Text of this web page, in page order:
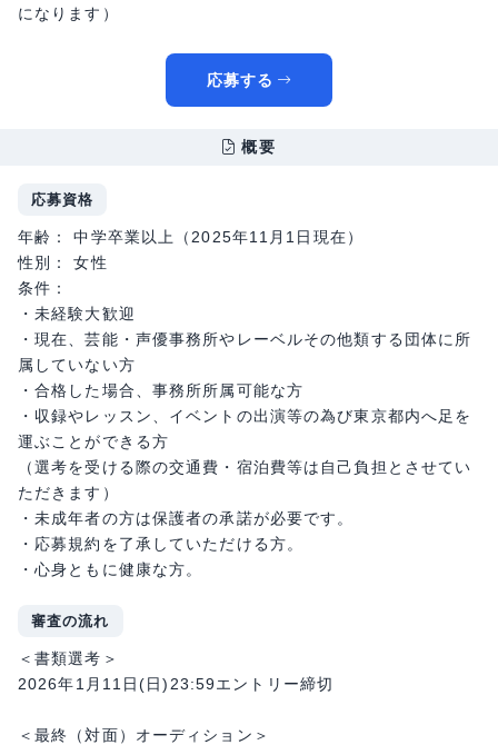
になります）
応募する
概要
応募資格
年齢： 中学卒業以上（2025年11月1日現在）
性別： 女性
条件：
・未経験大歓迎
・現在、芸能・声優事務所やレーベルその他類する団体に所
属していない方
・合格した場合、事務所所属可能な方
・収録やレッスン、イベントの出演等の為び東京都内へ足を
運ぶことができる方
（選考を受ける際の交通費・宿泊費等は自己負担とさせてい
ただきます）
・未成年者の方は保護者の承諾が必要です。
・応募規約を了承していただける方。
・心身ともに健康な方。
審査の流れ
＜書類選考＞
2026年1月11日(日)23:59エントリー締切
＜最終（対面）オーディション＞